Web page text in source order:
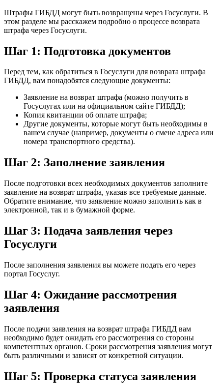
Штрафы ГИБДД могут быть возвращены через Госуслуги. В
этом разделе мы расскажем подробно о процессе возврата
штрафа через Госуслуги.
Шаг 1: Подготовка документов
Перед тем, как обратиться в Госуслуги для возврата штрафа
ГИБДД, вам понадобятся следующие документы:
Заявление на возврат штрафа (можно получить в
Госуслугах или на официальном сайте ГИБДД);
Копия квитанции об оплате штрафа;
Другие документы, которые могут быть необходимы в
вашем случае (например, документы о смене адреса или
номера транспортного средства).
Шаг 2: Заполнение заявления
После подготовки всех необходимых документов заполните
заявление на возврат штрафа, указав все требуемые данные.
Обратите внимание, что заявление можно заполнить как в
электронной, так и в бумажной форме.
Шаг 3: Подача заявления через
Госуслуги
После заполнения заявления вы можете подать его через
портал Госуслуг.
Шаг 4: Ожидание рассмотрения
заявления
После подачи заявления на возврат штрафа ГИБДД вам
необходимо будет ожидать его рассмотрения со стороны
компетентных органов. Сроки рассмотрения заявления могут
быть различными и зависят от конкретной ситуации.
Шаг 5: Проверка статуса заявления